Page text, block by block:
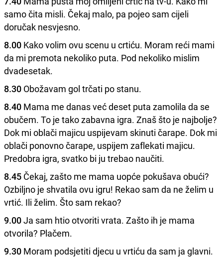
samo čita misli. Čekaj malo, pa pojeo sam cijeli
doručak nesvjesno.
8.00 Kako volim ovu scenu u crtiću. Moram reći mami
da mi premota nekoliko puta. Pod nekoliko mislim
dvadesetak.
8.30 Obožavam gol trčati po stanu.
8.40 Mama me danas već deset puta zamolila da se
obučem. To je tako zabavna igra. Znaš što je najbolje?
Dok mi oblači majicu uspijevam skinuti čarape. Dok mi
oblači ponovno čarape, uspijem zaflekati majicu.
Predobra igra, svatko bi ju trebao naučiti.
8.45 Čekaj, zašto me mama uopće pokušava obući?
Ozbiljno je shvatila ovu igru! Rekao sam da ne želim u
vrtić. Ili želim. Što sam rekao?
9.00Ja sam htio otvoriti vrata. Zašto ih je mama
otvorila? Plačem.
9.30 Moram podsjetiti djecu u vrtiću da sam ja glavni.